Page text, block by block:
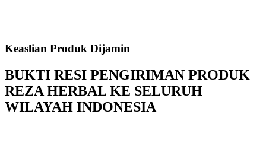
Keaslian Produk Dijamin
BUKTI RESI PENGIRIMAN PRODUK
REZA HERBAL KE SELURUH
WILAYAH INDONESIA